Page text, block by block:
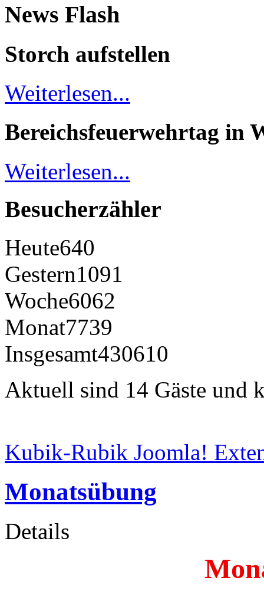
News Flash
Storch aufstellen
Weiterlesen...
Bereichsfeuerwehrtag in
Weiterlesen...
Besucherzähler
Heute640
Gestern1091
Woche6062
Monat7739
Insgesamt430610
Aktuell sind 14 Gäste und
Kubik-Rubik Joomla!
Monatsübung
Details